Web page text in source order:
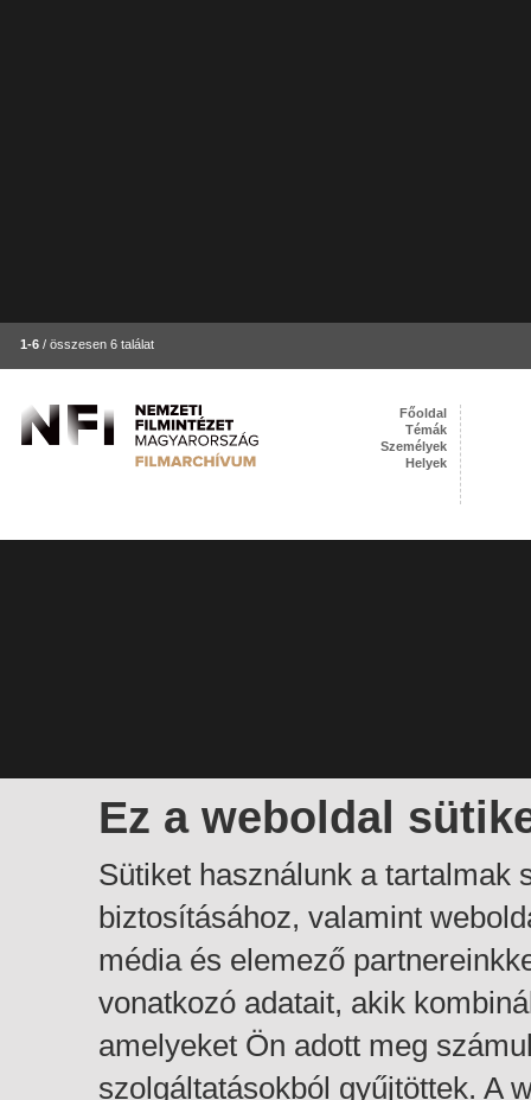
1-6 / összesen 6 találat
Ez a weboldal
Sütiket használunk a tartalmak
biztosításához, valamint
média és elemező
vonatkozó adatait, akik
amelyeket Ön adott meg
szolgáltatásokból gyűjtöttek. A
Főoldal
Témák
Személyek
Helyek